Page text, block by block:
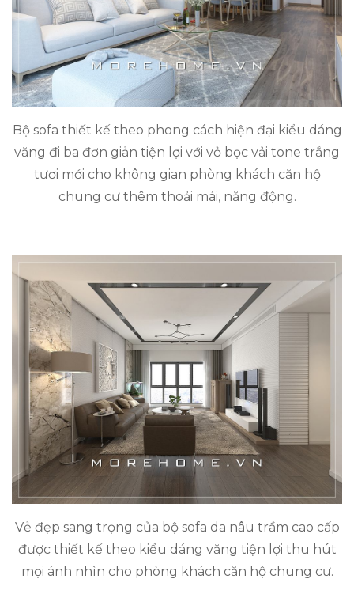
Bộ sofa thiết kế theo phong cách hiện đại kiểu dáng
văng đi ba đơn giản tiện lợi với vỏ bọc vải tone trắng
tươi mới cho không gian phòng khách căn hộ
chung cư thêm thoải mái, năng động.
Vẻ đẹp sang trọng của bộ sofa da nâu trầm cao cấp
được thiết kế theo kiểu dáng văng tiện lợi thu hút
mọi ánh nhìn cho phòng khách căn hộ chung cư.